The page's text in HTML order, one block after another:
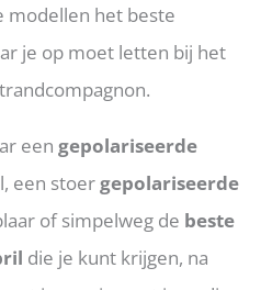
modellen het beste
je op moet letten bij het
een gepolariseerde
een stoergepolariseerde
of simpelweg de beste
die je kunt krijgen, na